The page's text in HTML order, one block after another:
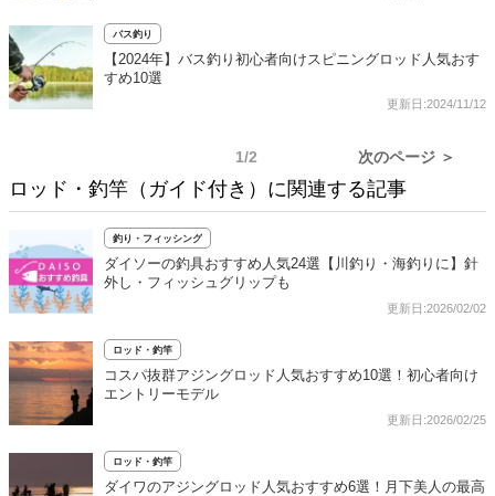
バス釣り
【2024年】バス釣り初心者向けスピニングロッド人気おす
すめ10選
更新日:2024/11/12
1/2 次のページ ＞
ロッド・釣竿（ガイド付き）に関連する記事
釣り・フィッシング
ダイソーの釣具おすすめ人気24選【川釣り・海釣りに】針
外し・フィッシュグリップも
更新日:2026/02/02
ロッド・釣竿
コスパ抜群アジングロッド人気おすすめ10選！初心者向け
エントリーモデル
更新日:2026/02/25
ロッド・釣竿
ダイワのアジングロッド人気おすすめ6選！月下美人の最高